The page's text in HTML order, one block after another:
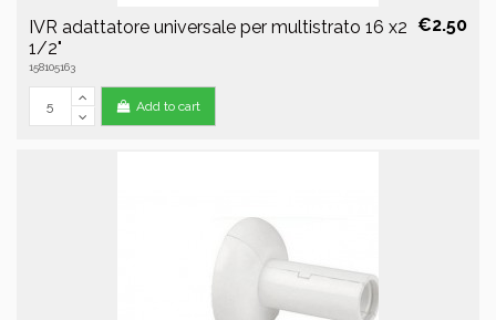
IVR adattatore universale per multistrato 16 x2
1/2"
158105163
€2.50
Add to cart